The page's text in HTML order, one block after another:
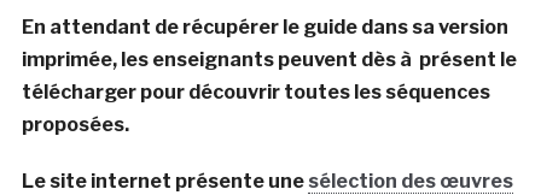
En attendant de récupérer le guide dans sa version
imprimée, les enseignants peuvent dès à présent le
télécharger pour découvrir toutes les séquences
proposées.
Le site internet présente une sélection des œuvres